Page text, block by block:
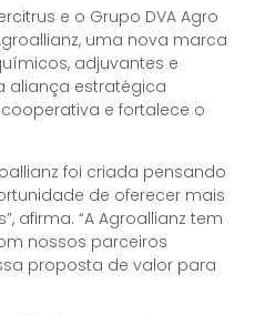
e o Grupo DVA Agro
uma nova marca
adjuvantes e
aliança estratégica
e fortalece o
foi criada pensando
de oferecer mais
afirma. “A Agroallianz tem
nossos parceiros
proposta de valor para